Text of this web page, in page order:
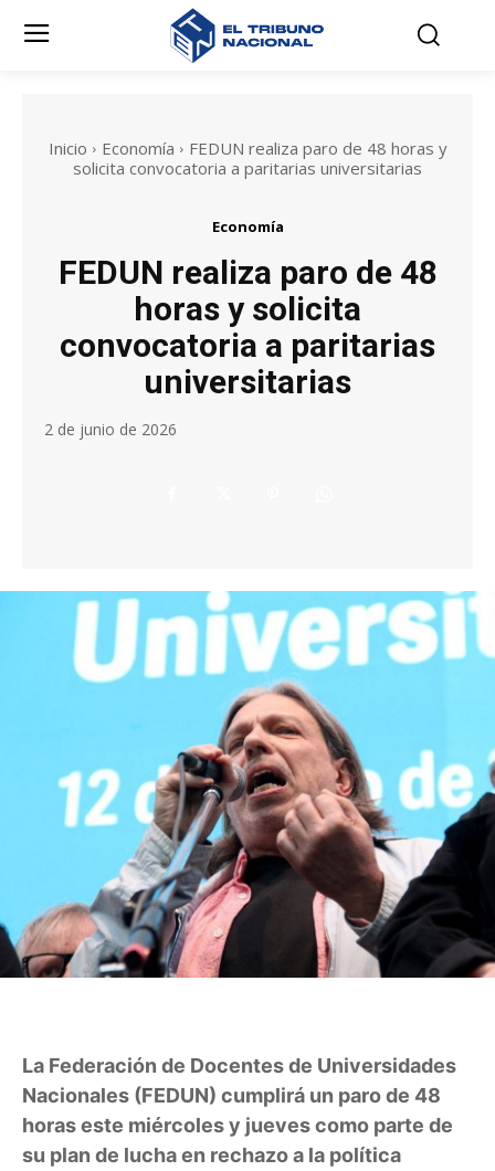
Inicio Economía
FEDUN realiza paro de 48 horas y
solicita convocatoria a paritarias universitarias
Economía
FEDUN realiza paro de 48
horas y solicita
convocatoria a paritarias
universitarias
2 de junio de 2026
La Federación de Docentes de Universidades
Nacionales (FEDUN) cumplirá un paro de 48
horas este miércoles y jueves como parte de
su plan de lucha en rechazo a la política